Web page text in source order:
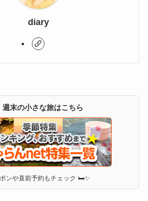
diary
週末の小さな旅はこちら
ンや直前予約もチェック 🛏✨